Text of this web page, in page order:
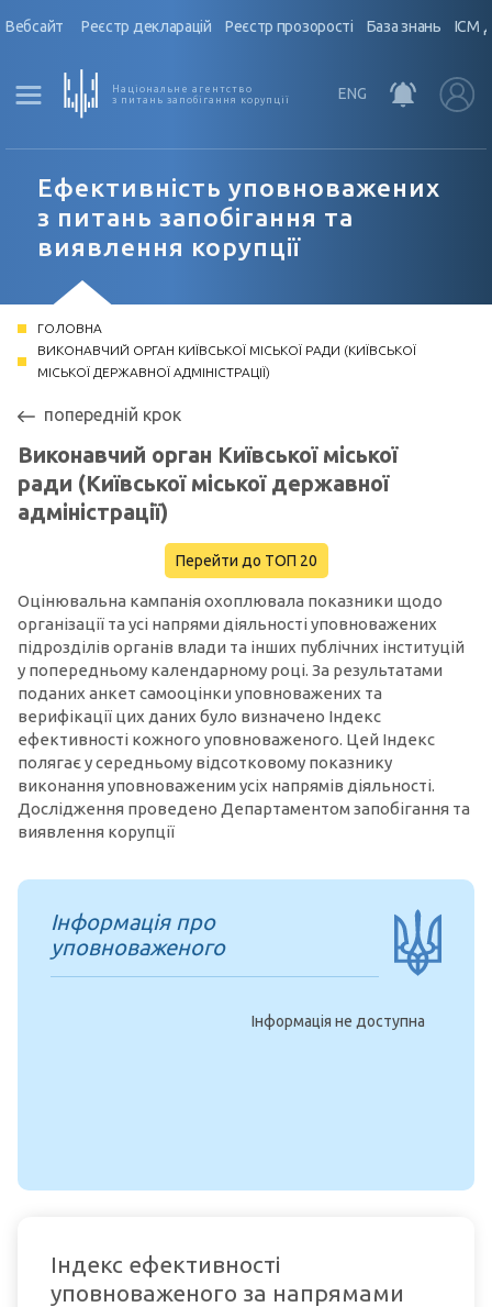
Вебсайт Реєстр декларацій Реєстр прозорості База знань ІСМ
Національне агентство
з питань запобігання корупції
ENG
Ефективність уповноважених
з питань запобігання та
виявлення корупції
ГОЛОВНА
ВИКОНАВЧИЙ ОРГАН КИЇВСЬКОЇ МІСЬКОЇ РАДИ (КИЇВСЬКОЇ
МІСЬКОЇ ДЕРЖАВНОЇ АДМІНІСТРАЦІЇ)
попередній крок
Виконавчий орган Київської міської
ради (Київської міської державної
адміністрації)
Перейти до ТОП 20
Оцінювальна кампанія охоплювала показники щодо
організації та усі напрями діяльності уповноважених
підрозділів органів влади та інших публічних інституцій
у попередньому календарному році. За результатами
поданих анкет самооцінки уповноважених та
верифікації цих даних було визначено Індекс
ефективності кожного уповноваженого. Цей Індекс
полягає у середньому відсотковому показнику
виконання уповноваженим усіх напрямів діяльності.
Дослідження проведено Департаментом запобігання та
виявлення корупції
Інформація про
уповноваженого
Інформація не доступна
Індекс ефективності
уповноваженого за напрямами